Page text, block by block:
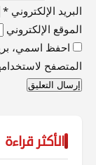
البريد الإلكتروني *
الموقع الإلكتروني
احفظ اسمي،
المتصفح
الأكثر قراءة